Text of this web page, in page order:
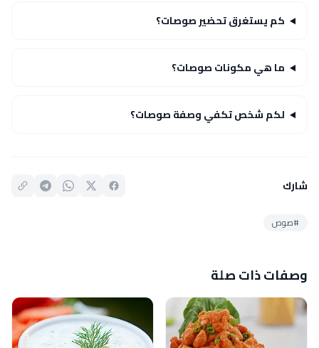
كم يستغرق تحضير صوصات؟
ما هي مكونات صوصات؟
لكم شخص تكفي وصفة صوصات؟
شارك
#صوص
وصفات ذات صلة